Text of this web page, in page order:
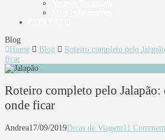
Blog
Home
Blog
Roteiro completo pelo
ficar
Roteiro completo pelo Jalapão:
onde ficar
Andrea17/09/2019Dicas de Viagem11